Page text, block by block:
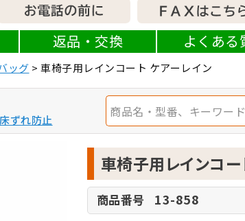
返品・交換 よくある
ッグ 車椅子用レインコート ケアーレイン
床ずれ防止
車椅子用レインコー
商品番号 13-858